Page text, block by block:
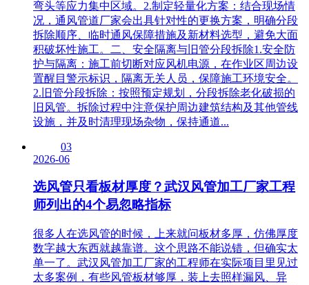
弯头等应力集中区域。2.制定轻量化方案：结合现场情
况，通风管道厂家会出具针对性的更换方案，明确分段
拆除顺序、临时通风保障措施及新材料选型，避免大面
积破坏性施工。二、安全隔离与旧管分段拆除1.安全防
护与隔离：施工前切断对应风机电源，在作业区周边设
置醒目警示标识，隔离无关人员，保障施工环境安全。
2.旧管分段拆除：按照预定规划，分段拆除老化破损的
旧风管。拆除过程中注意保护周边建筑结构及其他管线
设施，并及时清理现场杂物，保持通道...
03
2026-06
选风管只看板材厚度？武汉风管加工厂家工程
师列出的4个易忽略指标
很多人在选风管的时候，上来就问板材多厚，仿佛厚度
数字越大东西就越靠谱。这个思路不能说错，但确实太
单一了。武汉风管加工厂家的工程师在实际项目里见过
太多案例，有些风管板材够厚，装上去照样漏风、异